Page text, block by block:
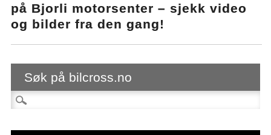
på Bjorli motorsenter – sjekk video
og bilder fra den gang!
Søk på bilcross.no
Søk etter: